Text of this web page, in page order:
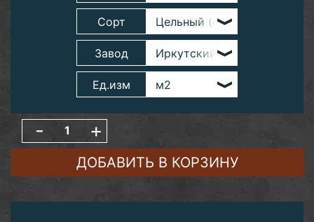
Сорт
Завод
Ед.изм
- +
ДОБАВИТЬ В КОРЗИНУ